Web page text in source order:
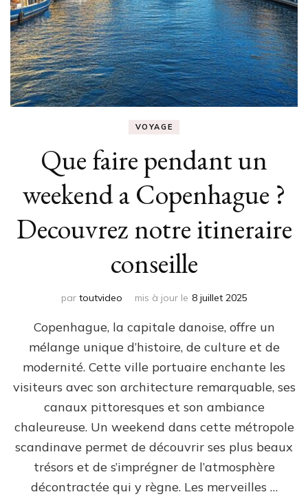
VOYAGE
Que faire pendant un
weekend a Copenhague ?
Decouvrez notre itineraire
conseille
par toutvideo mis à jour le 8 juillet 2025
Copenhague, la capitale danoise, offre un
mélange unique d’histoire, de culture et de
modernité. Cette ville portuaire enchante les
visiteurs avec son architecture remarquable, ses
canaux pittoresques et son ambiance
chaleureuse. Un weekend dans cette métropole
scandinave permet de découvrir ses plus beaux
trésors et de s’imprégner de l’atmosphère
décontractée qui y règne. Les merveilles …